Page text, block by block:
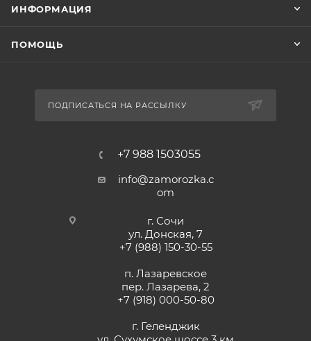
ИНФОРМАЦИЯ
ПОМОЩЬ
ПОДПИСАТЬСЯ НА РАССЫЛКУ
+7 988 1503055
info@zamorozka.c
om
г. Сочи
ул. Донская, 7
+7 (988) 150-30-55
п. Лазаревское
пер. Лазарева, 2
+7 (918) 000-50-80
г. Геленджик